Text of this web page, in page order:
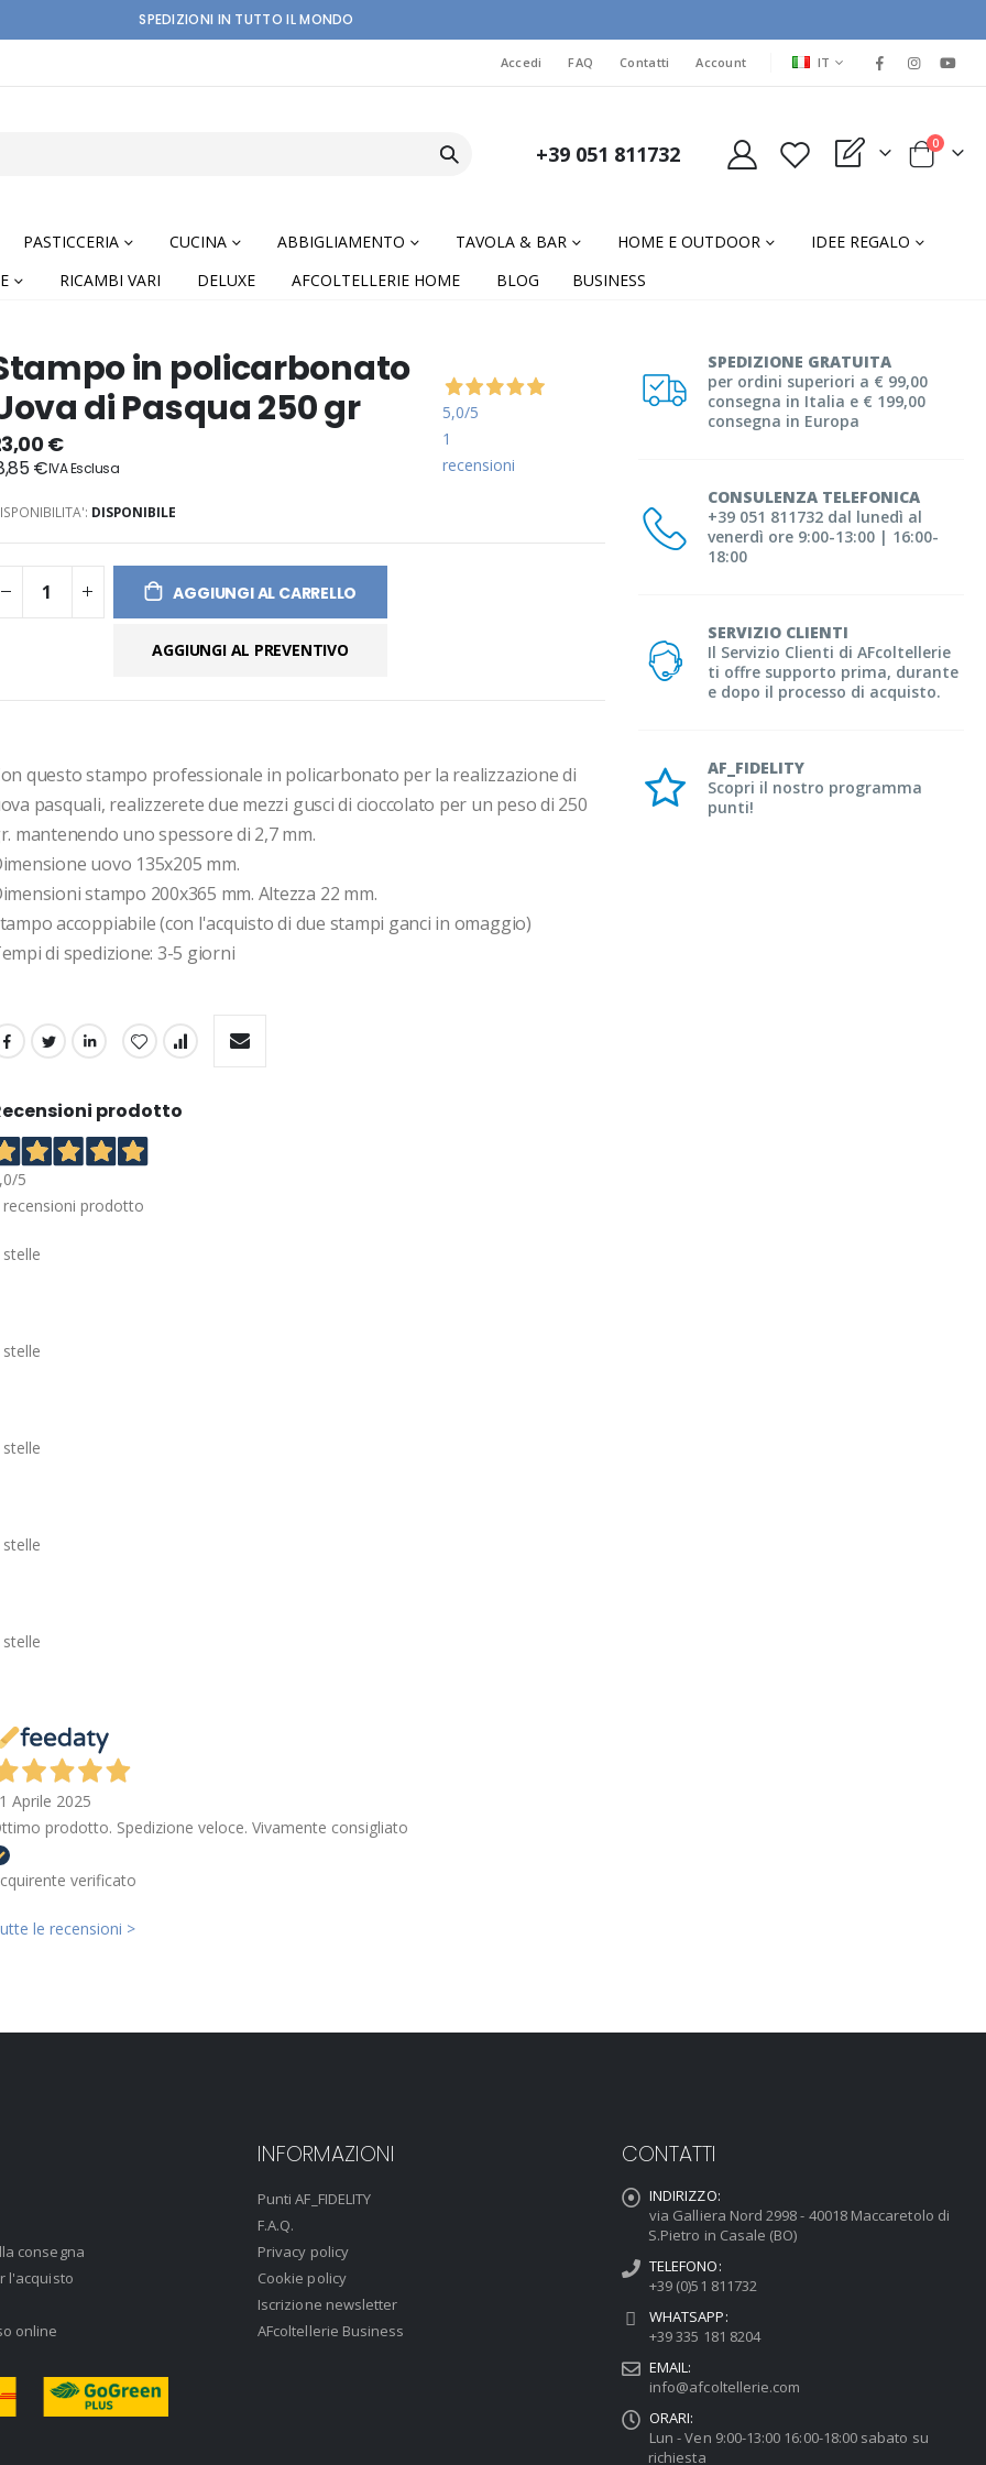
SPEDIZIONI IN TUTTO IL MONDO
Accedi FAQ Contatti Account LINGUA
IT
+39 051 811732 My Quote Cart
0elementi
PASTICCERIA CUCINA ABBIGLIAMENTO TAVOLA & BAR HOME E OUTDOOR
IDEE REGALO
RICAMBI VARI DELUXE AFCOLTELLERIE HOME BLOG BUSINESS
SPEDIZIONE GRATUITA
per ordini superiori a € 99,00
consegna in Italia e € 199,00
consegna in Europa
CONSULENZA TELEFONICA
+39 051 811732 dal lunedì al
venerdì ore 9:00-13:00 | 16:00-
18:00
SERVIZIO CLIENTI
Il Servizio Clienti di AFcoltellerie
ti offre supporto prima, durante
e dopo il processo di acquisto.
AF_FIDELITY
Scopri il nostro programma
punti!
in policarbonato
di Pasqua 250 gr
5,0/5
1
recensioni
€
€
DISPONIBILE
AGGIUNGI AL CARRELLO
AGGIUNGI AL PREVENTIVO
questo stampo professionale in policarbonato per la realizzazione di
pasquali, realizzerete due mezzi gusci di cioccolato per un peso di 250
mantenendo uno spessore di 2,7 mm.
uovo 135x205 mm.
stampo 200x365 mm. Altezza 22 mm.
accoppiabile (con l'acquisto di due stampi ganci in omaggio)
di spedizione: 3-5 giorni
prodotto
/5
recensioni prodotto
stelle
stelle
stelle
stelle
stelle
Aprile 2025
prodotto. Spedizione veloce. Vivamente consigliato
verificato
le recensioni >
consegna
l'acquisto
online
INFORMAZIONI
Punti AF_FIDELITY
F.A.Q.
Privacy policy
Cookie policy
Iscrizione newsletter
AFcoltellerie Business
CONTATTI
INDIRIZZO:
via Galliera Nord 2998 - 40018 Maccaretolo di
S.Pietro in Casale (BO)
TELEFONO:
+39 (0)51 811732
WHATSAPP:
+39 335 181 8204
EMAIL:
info@afcoltellerie.com
ORARI:
Lun - Ven 9:00-13:00 16:00-18:00 sabato su
richiesta